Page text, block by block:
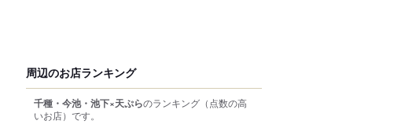
周辺のお店ランキング
千種・今池・池下×天ぷらのランキング （点数の高
いお店） です。